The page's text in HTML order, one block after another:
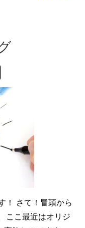
！ さて！冒頭から
ここ最近はオリジ